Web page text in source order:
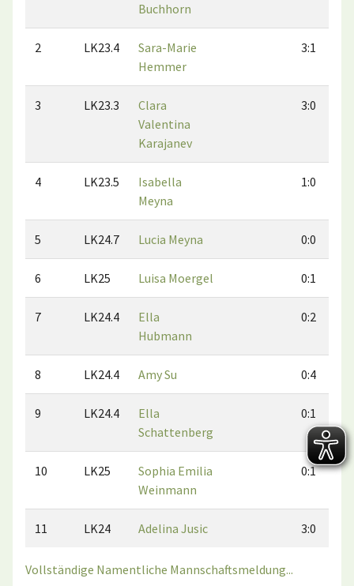
Buchhorn
2 LK23.4
Sara-Marie
Hemmer
3:1
3 LK23.3
Clara
Valentina
Karajanev
3:0
4 LK23.5
Isabella
Meyna
1:0
5 LK24.7 Lucia Meyna 0:0
6 LK25 Luisa Moergel 0:1
7 LK24.4
Ella
Hubmann
0:2
8 LK24.4 Amy Su 0:4
9 LK24.4
Ella
Schattenberg
0:1
10 LK25
Sophia Emilia
Weinmann
0:1
11 LK24 Adelina Jusic 3:0
Vollständige Namentliche Mannschaftsmeldung...